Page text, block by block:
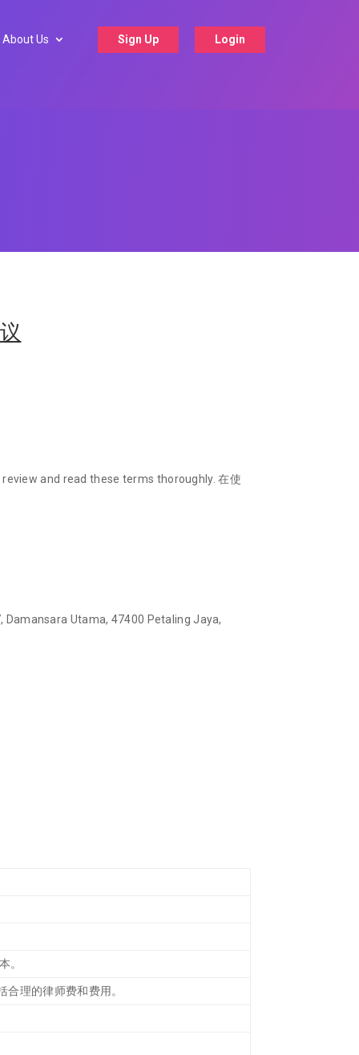
About Us Sign Up Login
and read these terms thoroughly. 在使
Damansara Utama, 47400 Petaling Jaya,
。
理的律师费和费用。